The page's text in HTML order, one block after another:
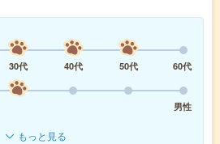
30代 40代 50代
60代
男性
もっと見る